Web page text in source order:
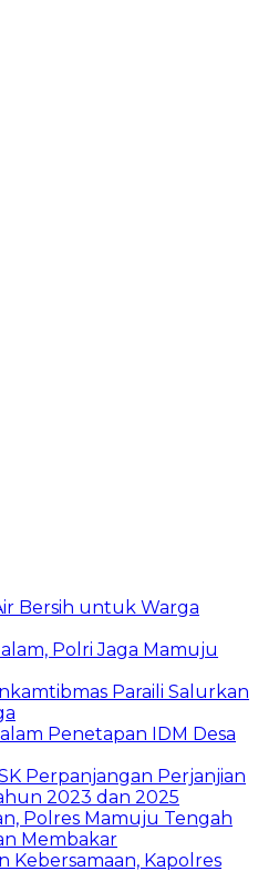
Bersih untuk Warga
Polri Jaga Mamuju
Paraili Salurkan
Penetapan IDM Desa
Perpanjangan Perjanjian
2023 dan 2025
Polres Mamuju Tengah
Membakar
Kebersamaan, Kapolres